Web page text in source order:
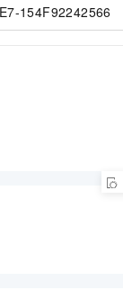
154F92242566